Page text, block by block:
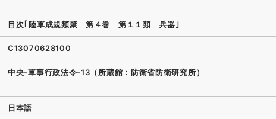
目次｢陸軍成規類聚 第４巻 第１１類 兵器｣
C13070628100
中央-軍事行政法令-13（所蔵館：防衛省防衛研究所）
日本語